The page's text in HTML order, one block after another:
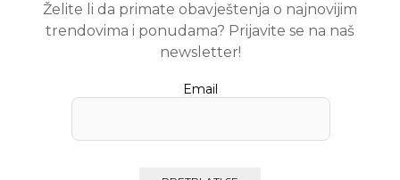
Želite li da primate obavještenja o najnovijim
trendovima i ponudama? Prijavite se na naš
newsletter!
Email